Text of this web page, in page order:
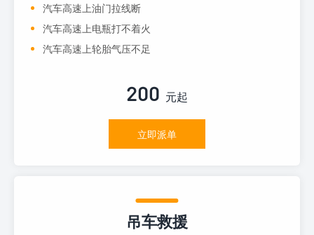
汽车高速上油门拉线断
汽车高速上电瓶打不着火
汽车高速上轮胎气压不足
200 元起
立即派单
吊车救援